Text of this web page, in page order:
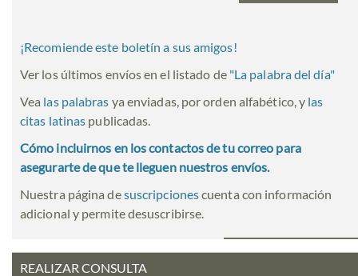
¡Recomiende este boletín a sus amigos!
Ver los últimos envíos en el listado de "La palabra del día"
Vea las palabras ya enviadas, por orden alfabético, y las
citas latinas publicadas.
Cómo incluirnos en los contactos de tu correo para
asegurarte de que te lleguen nuestros envíos.
Nuestra página desuscripcionescuenta con información
adicional y permite desuscribirse.
REALIZAR CONSULTA